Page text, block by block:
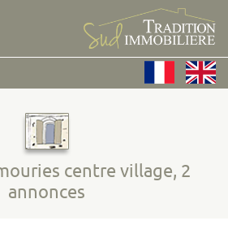
centre village, 2
annonces